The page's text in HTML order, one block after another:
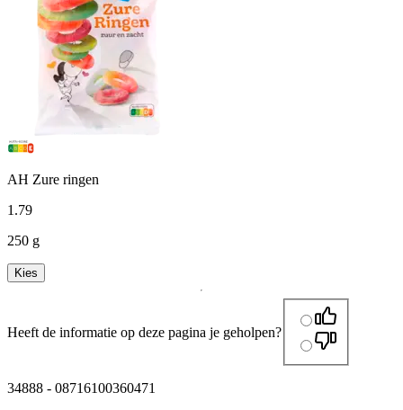
AH Zure ringen
1 .79
250 g
Kies
Heeft de informatie op deze pagina je geholpen?
34888 - 08716100360471